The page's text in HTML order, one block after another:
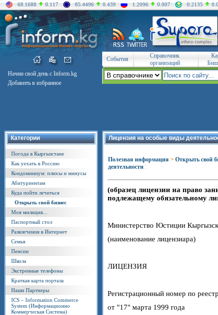
68.1688 0.117 85.4496 0.439 1.2096 0.007 0.2135
Начни свой день с Inform.kg
Добавить в избранное
События
Справочник
организаций
Категории
Погода в Кыргызстане
Как уехать в Россию
Кондоминиум: плюсы и минусы
Абитуриентам
Куда пойти лечиться
Открыть свой бизнес
Моя милиция...
Паспортный стол
Развлечения в Интернет
Семья
Пенсии
Школа
Экстренные телефоны
Краткая карта портала
Наши Партнеры
ICS – Information Commerce
System (Информационно
Коммерческая Система)
Лицензия на особые виды
Полезная информация > Открыть свой
деятельности :
(образец лицензии на право
подлежащему обязательному
Министерство Юстиции
(наименование лицензиара)
ЛИЦЕНЗИЯ
Регистрационный номер по
от "17" марта 1999 года